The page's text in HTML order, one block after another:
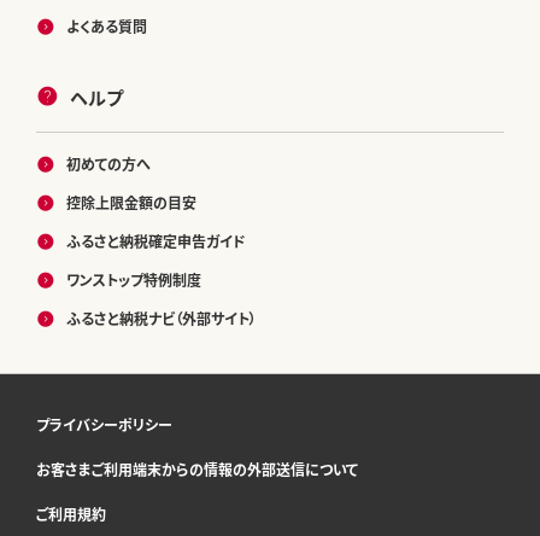
よくある質問
ヘルプ
初めての方へ
控除上限金額の目安
ふるさと納税確定申告ガイド
ワンストップ特例制度
ふるさと納税ナビ（外部サイト）
プライバシーポリシー
お客さまご利用端末からの情報の外部送信について
ご利用規約